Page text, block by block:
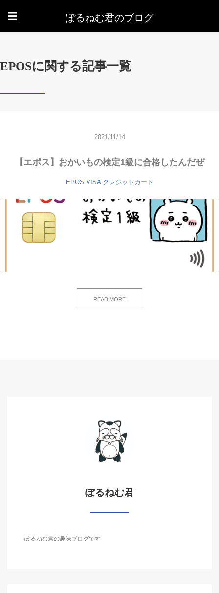
☰ ぽるねむ君のブログ
EPOSに関する記事一覧
2021/11/14
【エポス】おかいもの検定1級に合格したんだぜ
EPOS VISA クレジットカード
READ MORE
ぽるねむ君
ぽるねむ君の趣味ブログです